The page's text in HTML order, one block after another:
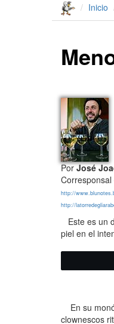
Inicio
PorJosé
http://
http://
Este es un
piel en el
En su
clownescos